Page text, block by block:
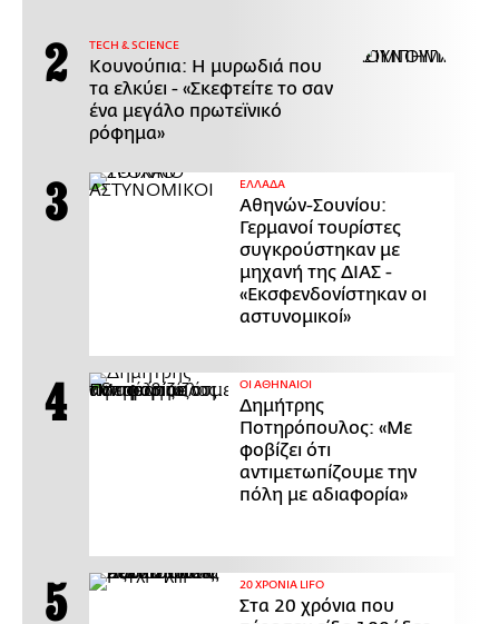
ΤECH & SCIENCE
Κουνούπια: Η μυρωδιά που
τα ελκύει - «Σκεφτείτε το σαν
ένα μεγάλο πρωτεϊνικό
ρόφημα»
ΕΛΛΑΔΑ
Αθηνών-Σουνίου:
Γερμανοί τουρίστες
συγκρούστηκαν με
μηχανή της ΔΙΑΣ -
«Εκσφενδονίστηκαν οι
αστυνομικοί»
ΟΙ ΑΘΗΝΑΙΟΙ
Δημήτρης
Ποτηρόπουλος: «Με
φοβίζει ότι
αντιμετωπίζουμε την
πόλη με αδιαφορία»
20 ΧΡΟΝΙΑ LIFO
Στα 20 χρόνια που